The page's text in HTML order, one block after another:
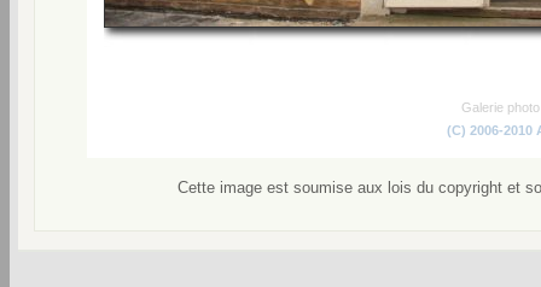
Galerie
(C) 2006-2010
Cette image est soumise aux lois du copyright et